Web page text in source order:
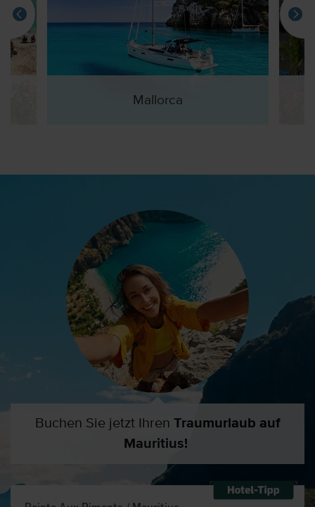
Mallorca
Buchen Sie jetzt Ihren Traumurlaub auf
Mauritius!